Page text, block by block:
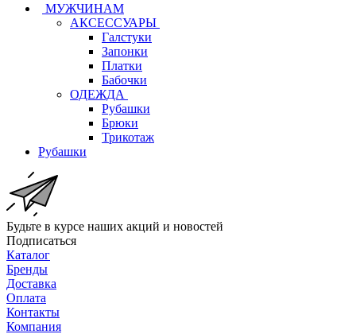
МУЖЧИНАМ
АКСЕССУАРЫ
Галстуки
Запонки
Платки
Бабочки
ОДЕЖДА
Рубашки
Брюки
Трикотаж
Рубашки
Будьте в курсе наших акций и новостей
Подписаться
Каталог
Бренды
Доставка
Оплата
Контакты
Компания